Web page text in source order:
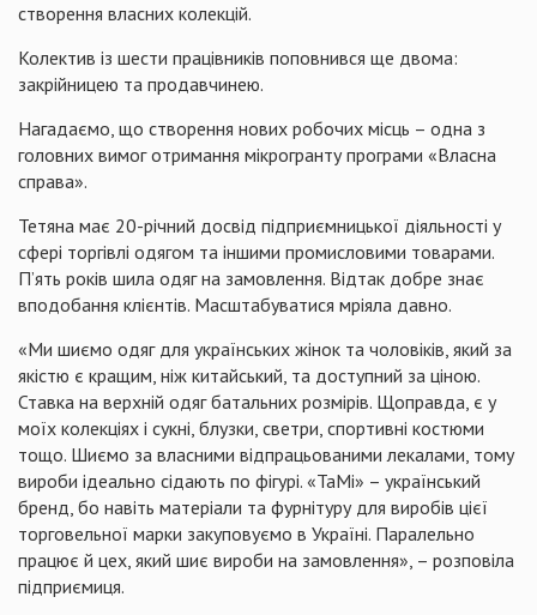
створення власних колекцій.
Колектив із шести працівників поповнився ще двома:
закрійницею та продавчинею.
Нагадаємо, що створення нових робочих місць – одна з
головних вимог отримання мікрогранту програми «Власна
справа».
Тетяна має 20-річний досвід підприємницької діяльності у
сфері торгівлі одягом та іншими промисловими товарами.
П’ять років шила одяг на замовлення. Відтак добре знає
вподобання клієнтів. Масштабуватися мріяла давно.
«Ми шиємо одяг для українських жінок та чоловіків, який за
якістю є кращим, ніж китайський, та доступний за ціною.
Ставка на верхній одяг батальних розмірів. Щоправда, є у
моїх колекціях і сукні, блузки, светри, спортивні костюми
тощо. Шиємо за власними відпрацьованими лекалами, тому
вироби ідеально сідають по фігурі. «ТаМі» – український
бренд, бо навіть матеріали та фурнітуру для виробів цієї
торговельної марки закуповуємо в Україні. Паралельно
працює й цех, який шиє вироби на замовлення», – розповіла
підприємиця.